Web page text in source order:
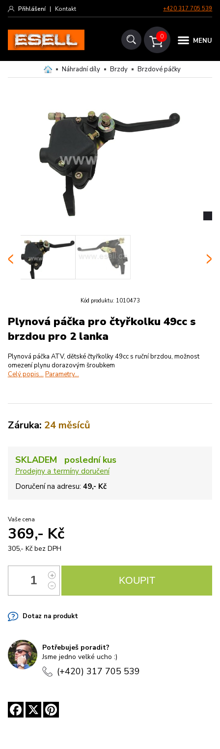
+420 317 705 539
Přihlášení | Kontakt
MENU
0
Náhradní díly Brzdy Brzdové páčky
Kód produktu: 1010473
Plynová páčka pro čtyřkolku 49cc s
brzdou pro 2 lanka
Plynová páčka ATV, dětské čtyřkolky 49cc s ruční brzdou, možnost
omezení plynu dorazovým šroubkem
Celý popis... Parametry...
Záruka: 24 měsíců
SKLADEM poslední kus
Prodejny a termíny doručení
Doručení na adresu: 49,- Kč
Vaše cena
369,- Kč
305,- Kč bez DPH
Dotaz na produkt
Potřebuješ poradit?
Jsme jedno velké ucho :)
(+420) 317 705 539